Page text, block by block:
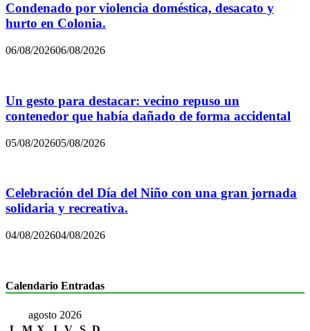
Condenado por violencia doméstica, desacato y
hurto en Colonia.
06/08/202606/08/2026
Un gesto para destacar: vecino repuso un
contenedor que había dañado de forma accidental
05/08/202605/08/2026
Celebración del Día del Niño con una gran jornada
solidaria y recreativa.
04/08/202604/08/2026
Calendario Entradas
agosto 2026